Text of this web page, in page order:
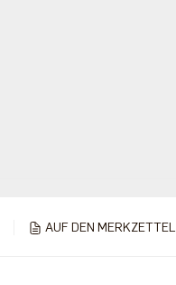
AUF DEN MERKZETTEL